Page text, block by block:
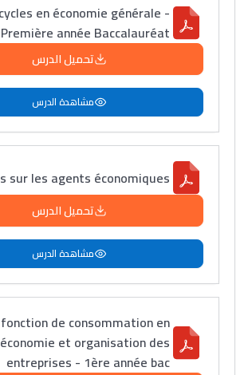
en économie générale -
Première année Baccalauréat
تحميل الدرس
مشاهدة الدرس
sur les agents économiques
تحميل الدرس
مشاهدة الدرس
de consommation en
économie et organisation des
entreprises - 1ère année bac